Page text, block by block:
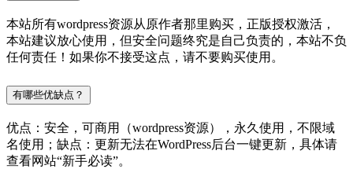
本站所有wordpress资源从原作者那里购买，正版授权激活，
本站建议放心使用，但安全问题终究是自己负责的，本站不负
任何责任！如果你不接受这点，请不要购买使用。
有哪些优缺点？
优点：安全，可商用（wordpress资源），永久使用，不限域
名使用；缺点：更新无法在WordPress后台一键更新，具体请
查看网站“新手必读”。